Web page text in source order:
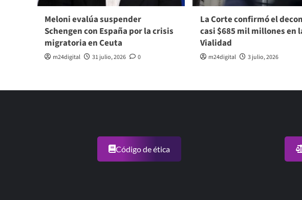
Meloni evalúa suspender
Schengen con España por la crisis
migratoria en Ceuta
m24digital 31 julio, 2026 0
La Corte confirmó el
casi $685 mil millones en
Vialidad
m24digital 3 julio, 2026
Código de ética